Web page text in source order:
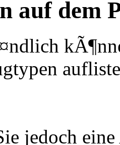
auf dem
jedoch